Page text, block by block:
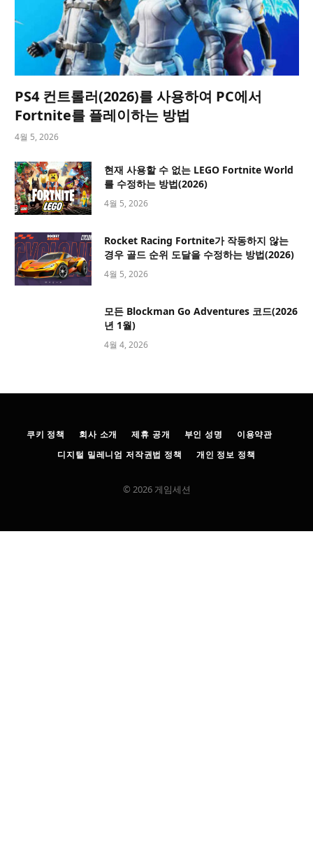
PS4 컨트롤러(2026)를 사용하여 PC에서
Fortnite를 플레이하는 방법
4월 5, 2026
현재 사용할 수 없는 LEGO Fortnite World
를 수정하는 방법(2026)
4월 5, 2026
Rocket Racing Fortnite가 작동하지 않는
경우 골드 순위 도달을 수정하는 방법(2026)
4월 5, 2026
모든 Blockman Go Adventures 코드(2026
년 1월)
4월 4, 2026
쿠키 정책 회사 소개 제휴 공개 부인 성명
이용약관
디지털 밀레니엄 저작권법 정책
개인 정보 정책
© 2026 게임세션